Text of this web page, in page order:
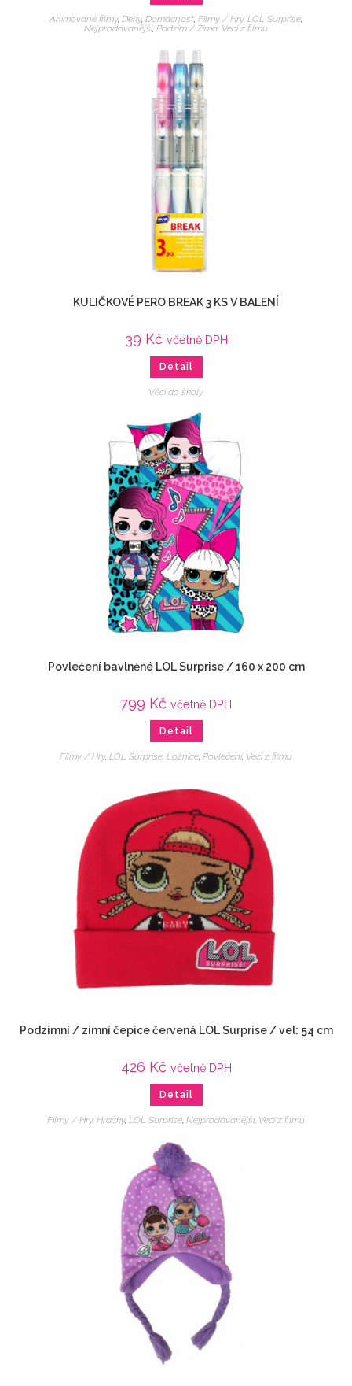
Animované filmy, Deky, Domácnost Filmy / Hry, LOL Surprise
Nejprodávanější, Podzim / Zima Veci z filmu
KULIČKOVÉ PERO BREAK 3 KS V BALENÍ
39 Kč včetně DPH
Detail
Věci do školy
Povlečení bavlněné LOL Surprise / 160 x 200 cm
799 Kč včetně DPH
Detail
Filmy / Hry, LOL Surprise Ložnice Povlečení, Veci z filmu
Podzimní / zimní čepice červená LOL Surprise / vel: 54 cm
426 Kč včetně DPH
Detail
Filmy / Hry, Hračky, LOL Surprise, Nejprodávanější, Veci z filmu